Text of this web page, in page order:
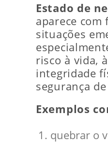
Estado de
aparece com
situações
risco à vida, à
integridade
segurança
Exemplos
quebrar o